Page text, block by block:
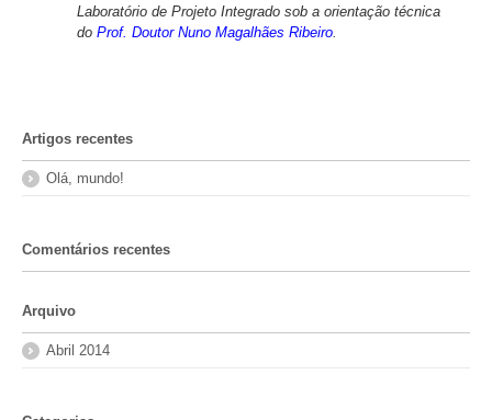
Laboratório de Projeto Integrado sob a orientação técnica
do Prof. Doutor Nuno Magalhães Ribeiro
Artigos recentes
Olá, mundo!
Comentários recentes
Arquivo
Abril 2014